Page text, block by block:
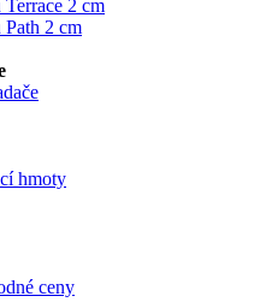
Terrace 2 cm
Path 2 cm
hmoty
ceny